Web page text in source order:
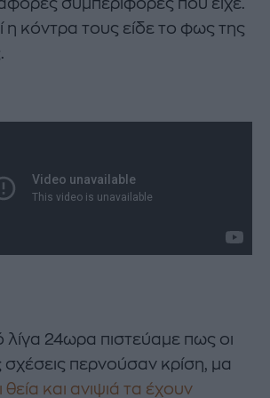
η κόντρα τους είδε το φως της
λίγα 24ωρα πιστεύαμε πως οι
σχέσεις περνούσαν κρίση, μα
και ανιψιά τα έχουν